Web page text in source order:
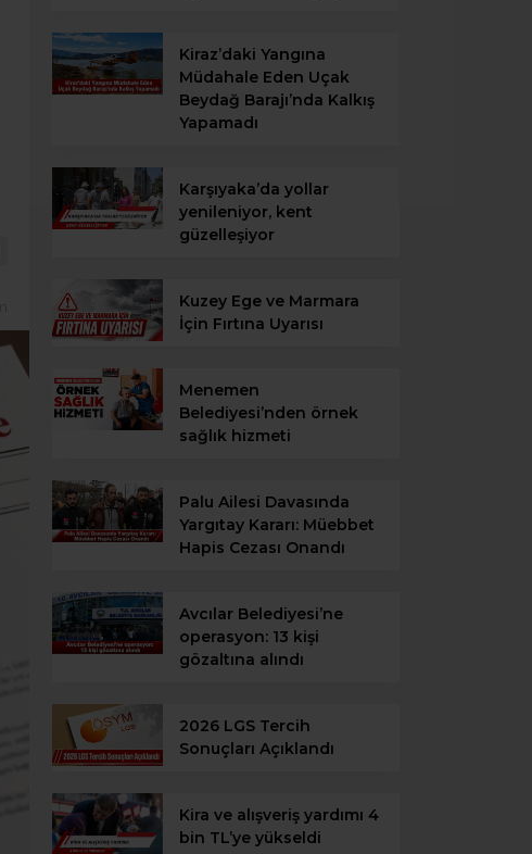
Kiraz’daki Yangına
Müdahale Eden Uçak
Beydağ Barajı’nda Kalkış
Yapamadı
Karşıyaka’da yollar
yenileniyor, kent
güzelleşiyor
Kuzey Ege ve Marmara
İçin Fırtına Uyarısı
Menemen
Belediyesi’nden örnek
sağlık hizmeti
Palu Ailesi Davasında
Yargıtay Kararı: Müebbet
Hapis Cezası Onandı
Avcılar Belediyesi’ne
operasyon: 13 kişi
gözaltına alındı
2026 LGS Tercih
Sonuçları Açıklandı
Kira ve alışveriş yardımı 4
bin TL’ye yükseldi